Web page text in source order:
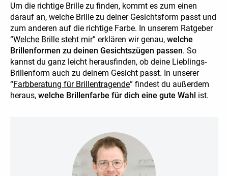
Um die richtige Brille zu finden, kommt es zum einen
darauf an, welche Brille zu deiner Gesichtsform passt und
zum anderen auf die richtige Farbe. In unserem Ratgeber
“Welche Brille steht mir” erklären wir genau, welche
Brillenformen zu deinen Gesichtszügen passen. So
kannst du ganz leicht herausfinden, ob deine Lieblings-
Brillenform auch zu deinem Gesicht passt. In unserer
“Farbberatung für Brillentragende” findest du außerdem
heraus, welche Brillenfarbe für dich eine gute Wahl ist.